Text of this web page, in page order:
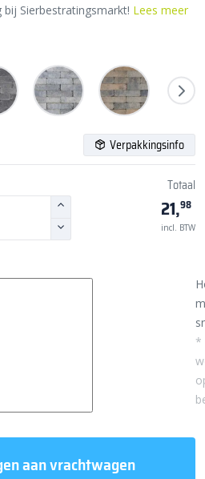
Sierbestratingsmarkt! Lees meer
Verpakkingsinfo
Totaal
21,98
incl. BTW
*
aan vrachtwagen